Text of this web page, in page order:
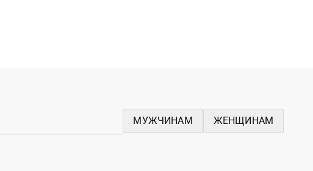
МУЖЧИНАМ ЖЕНЩИНАМ